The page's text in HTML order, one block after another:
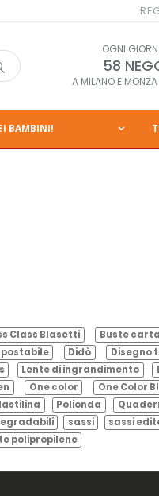
OGNI
58
A MILANO E
BAMBINI!
Class Blasetti Buste carta
Didò
Disegno
Lente di ingrandimento
One color One Color
Polionda
sassi sassi
polipropilene